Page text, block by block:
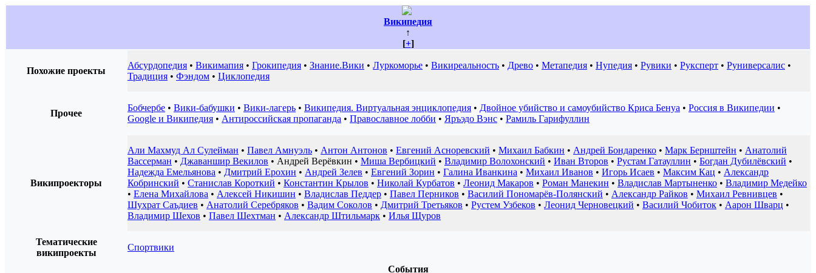
Википедия
↑
[+]
Похожие проекты
Абсурдопедия • Викимапия • Грокипедия • Знание.Вики • Луркоморье • Викиреальность • Древо • Метапедия • Нупедия • Рувики • Руксперт • Руниверсалис •
Традиция • Фэндом • Циклопедия
Прочее
Бобчербе • Вики-бабушки • Вики-лагерь • Википедия. Виртуальная энциклопедия • Двойное убийство и самоубийство Криса Бенуа • Россия в Википедии •
Google и Википедия • Антироссийская пропаганда • Православное лобби • Яръэдо Вэнс • Рамиль Гарифуллин
Википроекторы
Али Махмуд Ал Сулейман • Павел Амнуэль • Антон Антонов • Евгений Асноревский • Михаил Бабкин • Андрей Бондаренко • Марк Бернштейн • Анатолий
Вассерман • Джаваншир Векилов • Андрей Верёвкин • Миша Вербицкий • Владимир Волохонский • Иван Второв • Рустам Гатауллин • Богдан Дубилёвский •
Надежда Емельянова • Дмитрий Ерохин • Андрей Зелев • Евгений Зорин • Галина Иванкина • Михаил Иванов • Игорь Исаев • Максим Кац • Александр
Кобринский • Станислав Короткий • Константин Крылов • Николай Курбатов • Леонид Макаров • Роман Манекин • Владислав Мартыненко • Владимир Медейко
• Елена Михайлова • Алексей Никишин • Владислав Педдер • Павел Перников • Василий Пономарёв-Полянский • Александр Райков • Михаил Ревнивцев •
Шухрат Саъдиев • Анатолий Серебряков • Вадим Соколов • Дмитрий Третьяков • Рустем Узбеков • Леонид Черновецкий • Василий Чобиток • Аарон Шварц •
Владимир Шехов • Павел Шехтман • Александр Штильмарк • Илья Щуров
Тематические
википроекты
Спортвики
События